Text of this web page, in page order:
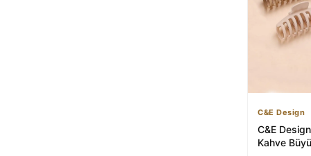
C&E Design
C&E
Kahve